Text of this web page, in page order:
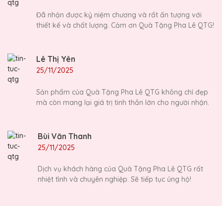
Đã nhận được kỷ niệm chương và rất ấn tượng với
thiết kế và chất lượng. Cảm ơn Quà Tặng Pha Lê QTG!
Lê Thị Yên
25/11/2025
Sản phẩm của Quà Tặng Pha Lê QTG không chỉ đẹp
mà còn mang lại giá trị tinh thần lớn cho người nhận.
Bùi Văn Thanh
25/11/2025
Dịch vụ khách hàng của Quà Tặng Pha Lê QTG rất
nhiệt tình và chuyên nghiệp. Sẽ tiếp tục ủng hộ!